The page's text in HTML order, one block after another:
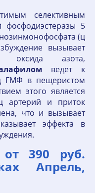
селективным
фосфодиэстеразы 5
(ц
вызывает
оксида азота,
ведет к
ГМФ в пещеристом
этого является
артерий и приток
что и вызывает
эффекта в
390 руб.
Апрель,